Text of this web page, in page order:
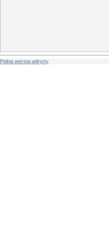
Pełna wersja witryny